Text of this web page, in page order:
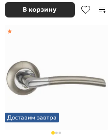
В корзину
Доставим завтра